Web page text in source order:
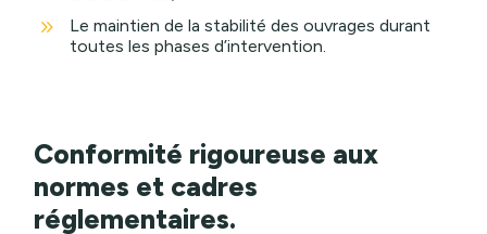
9
Le maintien de la stabilité des ouvrages durant
toutes les phases d’intervention.
Conformité rigoureuse aux
normes et cadres
réglementaires.